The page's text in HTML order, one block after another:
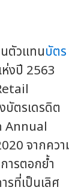
ตัวแทนบัตร
งปี 2563
บัตรเดรดิต
Annual
จากควา
ารตอกย้ำ
ที่เป็นเลิศ